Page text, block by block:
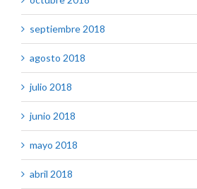
septiembre 2018
agosto 2018
julio 2018
junio 2018
mayo 2018
abril 2018